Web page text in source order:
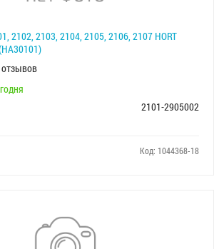
2102, 2103, 2104, 2105, 2106, 2107 HORT
2101-2905002
Код: 1044368-18